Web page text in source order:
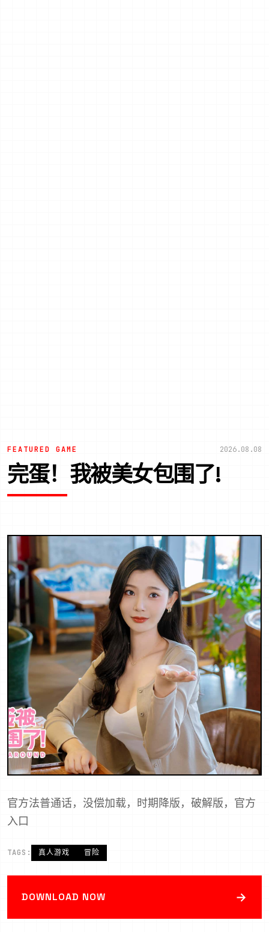
FEATURED GAME 2026.08.08
完蛋！我被美女包围了!
官方法普通话，没偿加载，时期降版，破解版，官方
入口
TAGS: 真人游戏 冒险
DOWNLOAD NOW →